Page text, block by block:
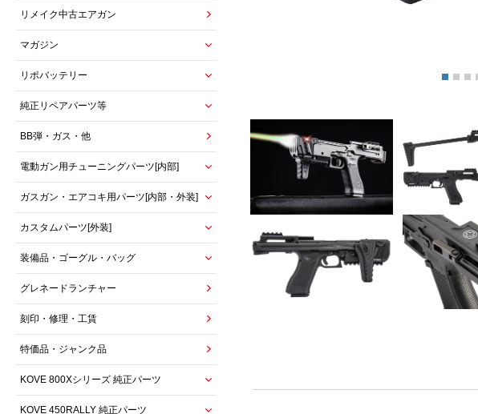
リメイク中古エアガン
マガジン
リポバッテリー
純正リペアパーツ等
BB弾・ガス・他
電動ガン用チューニングパーツ[内部]
ガスガン・エアコキ用パーツ[内部・外装]
カスタムパーツ[外装]
装備品・ゴーグル・バッグ
グレネードランチャー
刻印・修理・工賃
特価品・ジャンク品
KOVE 800Xシリーズ 純正パーツ
KOVE 450RALLY 純正パーツ